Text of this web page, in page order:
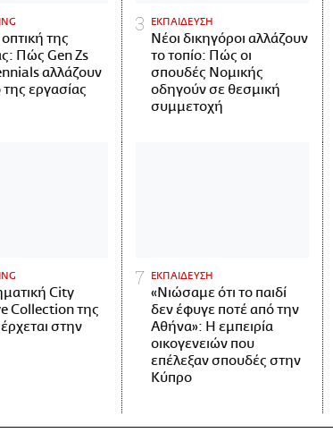
της
Πώς Gen Zs
αλλάζουν
της εργασίας
ΕΚΠΑΙΔΕΥΣΗ
Νέοι δικηγόροι αλλάζουν
το τοπίο: Πώς οι
σπουδές Νομικής
οδηγούν σε θεσμική
συμμετοχή
City
Collection της
στην
ΕΚΠΑΙΔΕΥΣΗ
«Νιώσαμε ότι το παιδί
δεν έφυγε ποτέ από την
Αθήνα»: Η εμπειρία
οικογενειών που
επέλεξαν σπουδές στην
Κύπρο